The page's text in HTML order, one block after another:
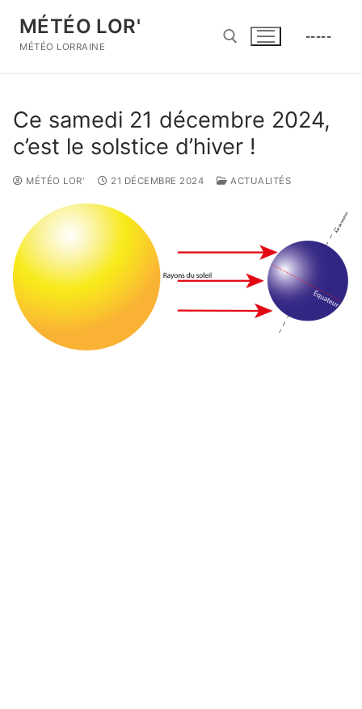
contenu
MÉTÉO LOR'
MÉTÉO LORRAINE
-----
Ce samedi 21 décembre 2024,
c’est le solstice d’hiver !
MÉTÉO LOR' 21 DÉCEMBRE 2024 ACTUALITÉS